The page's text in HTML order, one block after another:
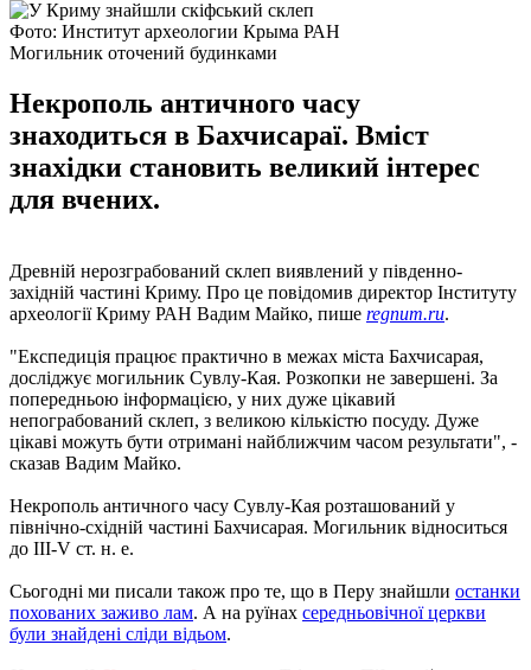
Фото: Институт археологии Крыма РАН
Могильник оточений будинками
Некрополь античного часу
знаходиться в Бахчисараї. Вміст
знахідки становить великий інтерес
для вчених.
Древній нерозграбований склеп виявлений у південно-
західній частині Криму. Про це повідомив директор Інституту
археології Криму РАН Вадим Майко, пише regnum.ru.
"Експедиція працює практично в межах міста Бахчисарая,
досліджує могильник Сувлу-Кая. Розкопки не завершені. За
попередньою інформацією, у них дуже цікавий
непограбований склеп, з великою кількістю посуду. Дуже
цікаві можуть бути отримані найближчим часом результати", -
сказав Вадим Майко.
Некрополь античного часу Сувлу-Кая розташований у
північно-східній частині Бахчисарая. Могильник відноситься
до III-V ст. н. е.
Сьогодні ми писали також про те, що в Перу знайшли останки
похованих заживо лам. А на руїнах середньовічної церкви
були знайдені сліди відьом.